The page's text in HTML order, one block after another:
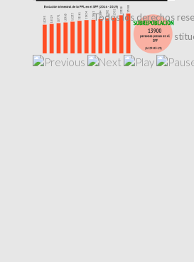
Todos los derechos
Dirección de Relaciones